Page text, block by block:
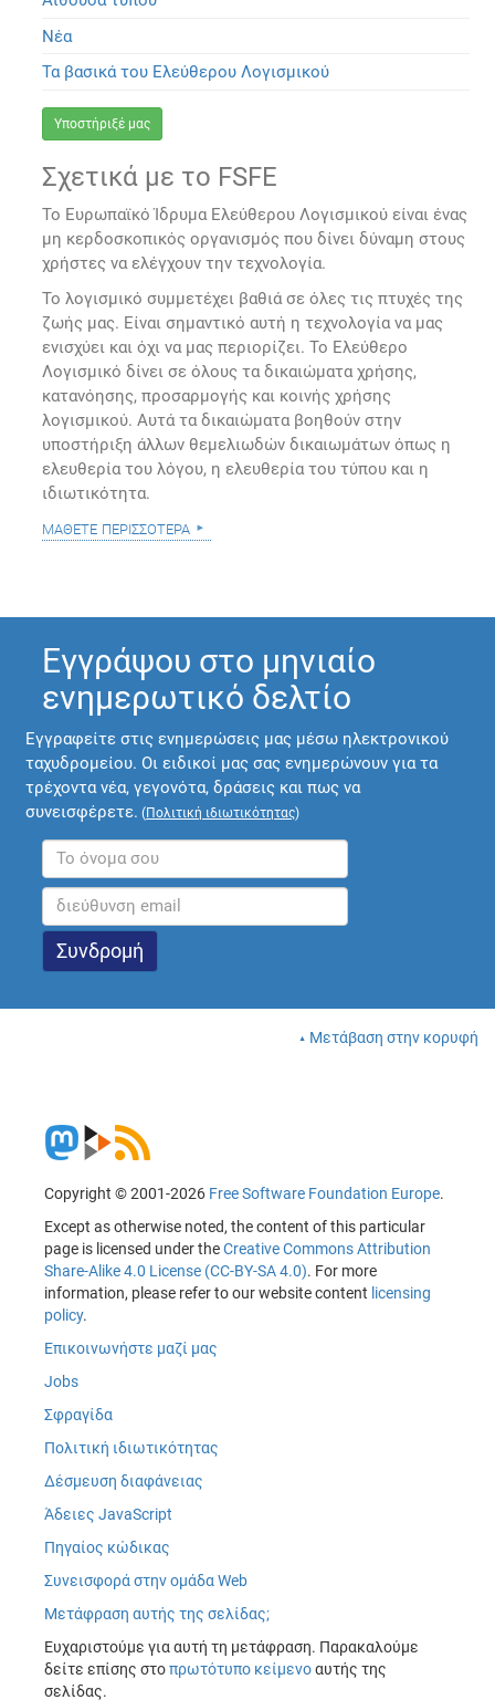
Νέα
Τα βασικά του Ελεύθερου Λογισμικού
Υποστήριξέ μας
Σχετικά με το FSFE
Το Ευρωπαϊκό Ίδρυμα Ελεύθερου Λογισμικού είναι ένας
μη κερδοσκοπικός οργανισμός που δίνει δύναμη στους
χρήστες να ελέγχουν την τεχνολογία.
Το λογισμικό συμμετέχει βαθιά σε όλες τις πτυχές της
ζωής μας. Είναι σημαντικό αυτή η τεχνολογία να μας
ενισχύει και όχι να μας περιορίζει. Το Ελεύθερο
Λογισμικό δίνει σε όλους τα δικαιώματα χρήσης,
κατανόησης, προσαρμογής και κοινής χρήσης
λογισμικού. Αυτά τα δικαιώματα βοηθούν στην
υποστήριξη άλλων θεμελιωδών δικαιωμάτων όπως η
ελευθερία του λόγου, η ελευθερία του τύπου και η
ιδιωτικότητα.
μάθετε περισσότερα
Εγγράψου στο μηνιαίο
ενημερωτικό δελτίο
Εγγραφείτε στις ενημερώσεις μας μέσω ηλεκτρονικού
ταχυδρομείου. Οι ειδικοί μας σας ενημερώνουν για τα
τρέχοντα νέα, γεγονότα, δράσεις και πως να
συνεισφέρετε. (Πολιτική ιδιωτικότητας)
Μετάβαση στην κορυφή
Copyright © 2001-2026 Free Software Foundation Europe.
Except as otherwise noted, the content of this particular
page is licensed under theCreative Commons Attribution
Share-Alike 4.0 License (CC-BY-SA 4.0). For more
information, please refer to our website content licensing
policy.
Επικοινωνήστε μαζί μας
Jobs
Σφραγίδα
Πολιτική ιδιωτικότητας
Δέσμευση διαφάνειας
Άδειες JavaScript
Πηγαίος κώδικας
Συνεισφορά στην ομάδα Web
Μετάφραση αυτής της σελίδας;
Ευχαριστούμε για αυτή τη μετάφραση. Παρακαλούμε
δείτε επίσης στοπρωτότυπο κείμενοαυτής της
σελίδας.